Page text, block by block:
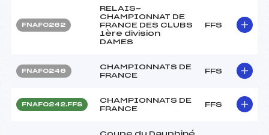
FNAF0262
RELAIS-
CHAMPIONNAT DE
FRANCE DES CLUBS
1ère division
DAMES
FFS
FNAF0246
CHAMPIONNATS DE
FRANCE
FFS
FNAF0242.FFS
CHAMPIONNATS DE
FRANCE
FFS
Coupe du Dauphiné